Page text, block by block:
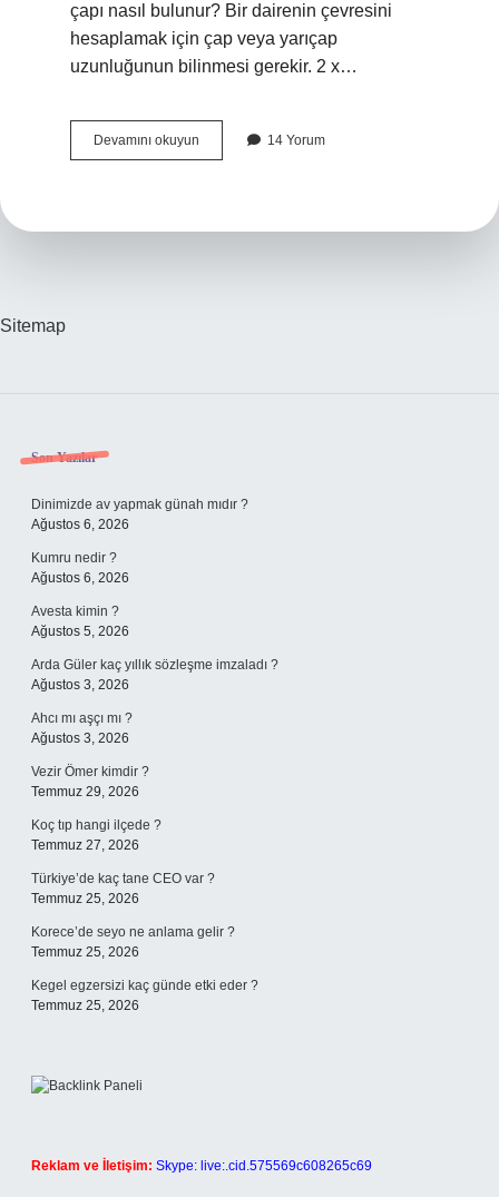
çapı nasıl bulunur? Bir dairenin çevresini
hesaplamak için çap veya yarıçap
uzunluğunun bilinmesi gerekir. 2 x…
Devamını okuyun
Çember
14 Yorum
Sitemap
Sidebar
Son Yazılar
Dinimizde av yapmak günah mıdır ?
Ağustos 6, 2026
Kumru nedir ?
Ağustos 6, 2026
Avesta kimin ?
Ağustos 5, 2026
Arda Güler kaç yıllık sözleşme imzaladı ?
Ağustos 3, 2026
Ahcı mı aşçı mı ?
Ağustos 3, 2026
Vezir Ömer kimdir ?
Temmuz 29, 2026
Koç tıp hangi ilçede ?
Temmuz 27, 2026
Türkiye’de kaç tane CEO var ?
Temmuz 25, 2026
Korece’de seyo ne anlama gelir ?
Temmuz 25, 2026
Kegel egzersizi kaç günde etki eder ?
Temmuz 25, 2026
Reklam ve İletişim: Skype: live:.cid.575569c608265c69